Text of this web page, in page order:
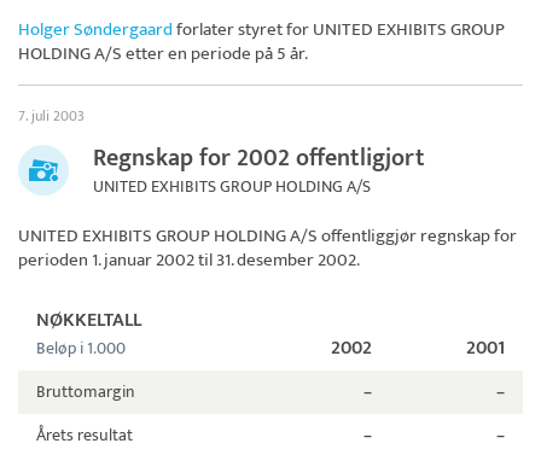
Holger Søndergaardforlater styret forUNITED EXHIBITS GROUP
HOLDING A/Setter en periode på 5 år.
7. juli 2003
Regnskap for 2002 offentligjort
UNITED EXHIBITS GROUP HOLDING A/S
UNITED EXHIBITS GROUP HOLDING A/Soffentliggjør regnskap for
perioden 1. januar 2002 til 31. desember 2002.
NØKKELTALL
Beløp i 1.000 2002 2001
Bruttomargin –
–
Årets resultat
–
–